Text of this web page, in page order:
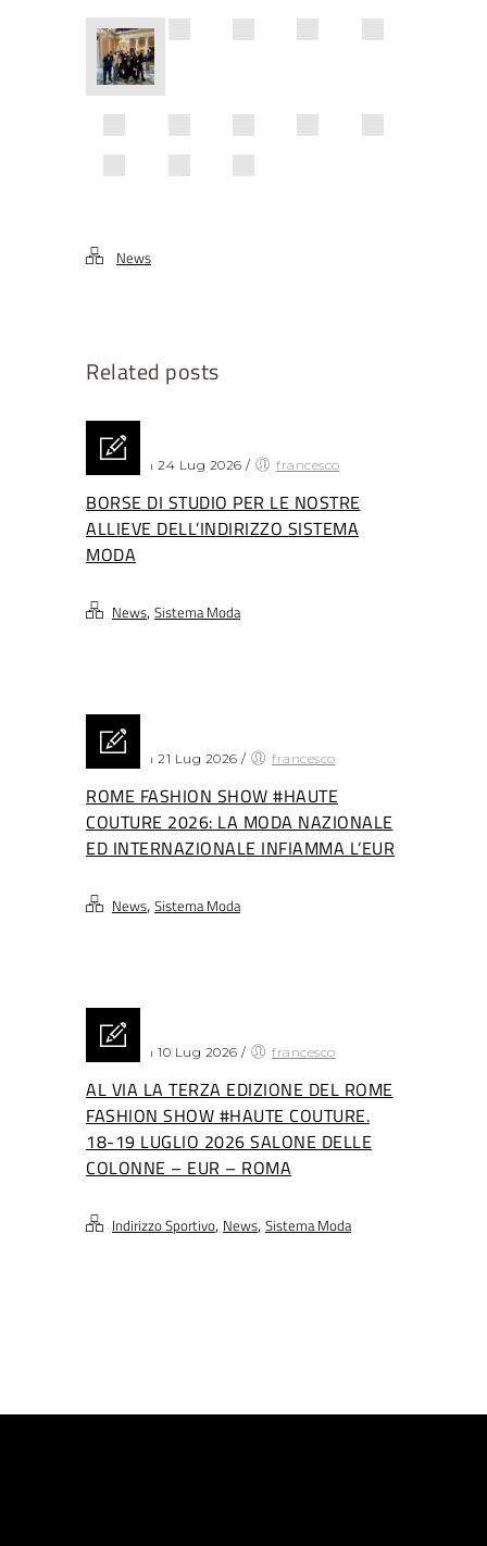
News
Related posts
Posted on 24 Lug 2026 / francesco
BORSE DI STUDIO PER LE NOSTRE
ALLIEVE DELL’INDIRIZZO SISTEMA
MODA
News, Sistema Moda
Posted on 21 Lug 2026 / francesco
ROME FASHION SHOW #HAUTE
COUTURE 2026: LA MODA NAZIONALE
ED INTERNAZIONALE INFIAMMA L’EUR
News, Sistema Moda
Posted on 10 Lug 2026 / francesco
AL VIA LA TERZA EDIZIONE DEL ROME
FASHION SHOW #HAUTE COUTURE.
18-19 LUGLIO 2026 SALONE DELLE
COLONNE – EUR – ROMA
Indirizzo Sportivo, News, Sistema Moda